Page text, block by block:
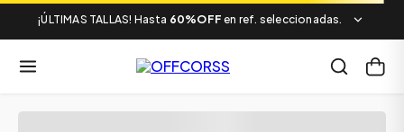
¡ÚLTIMAS TALLAS! Hasta 60%OFF en ref. seleccionadas.